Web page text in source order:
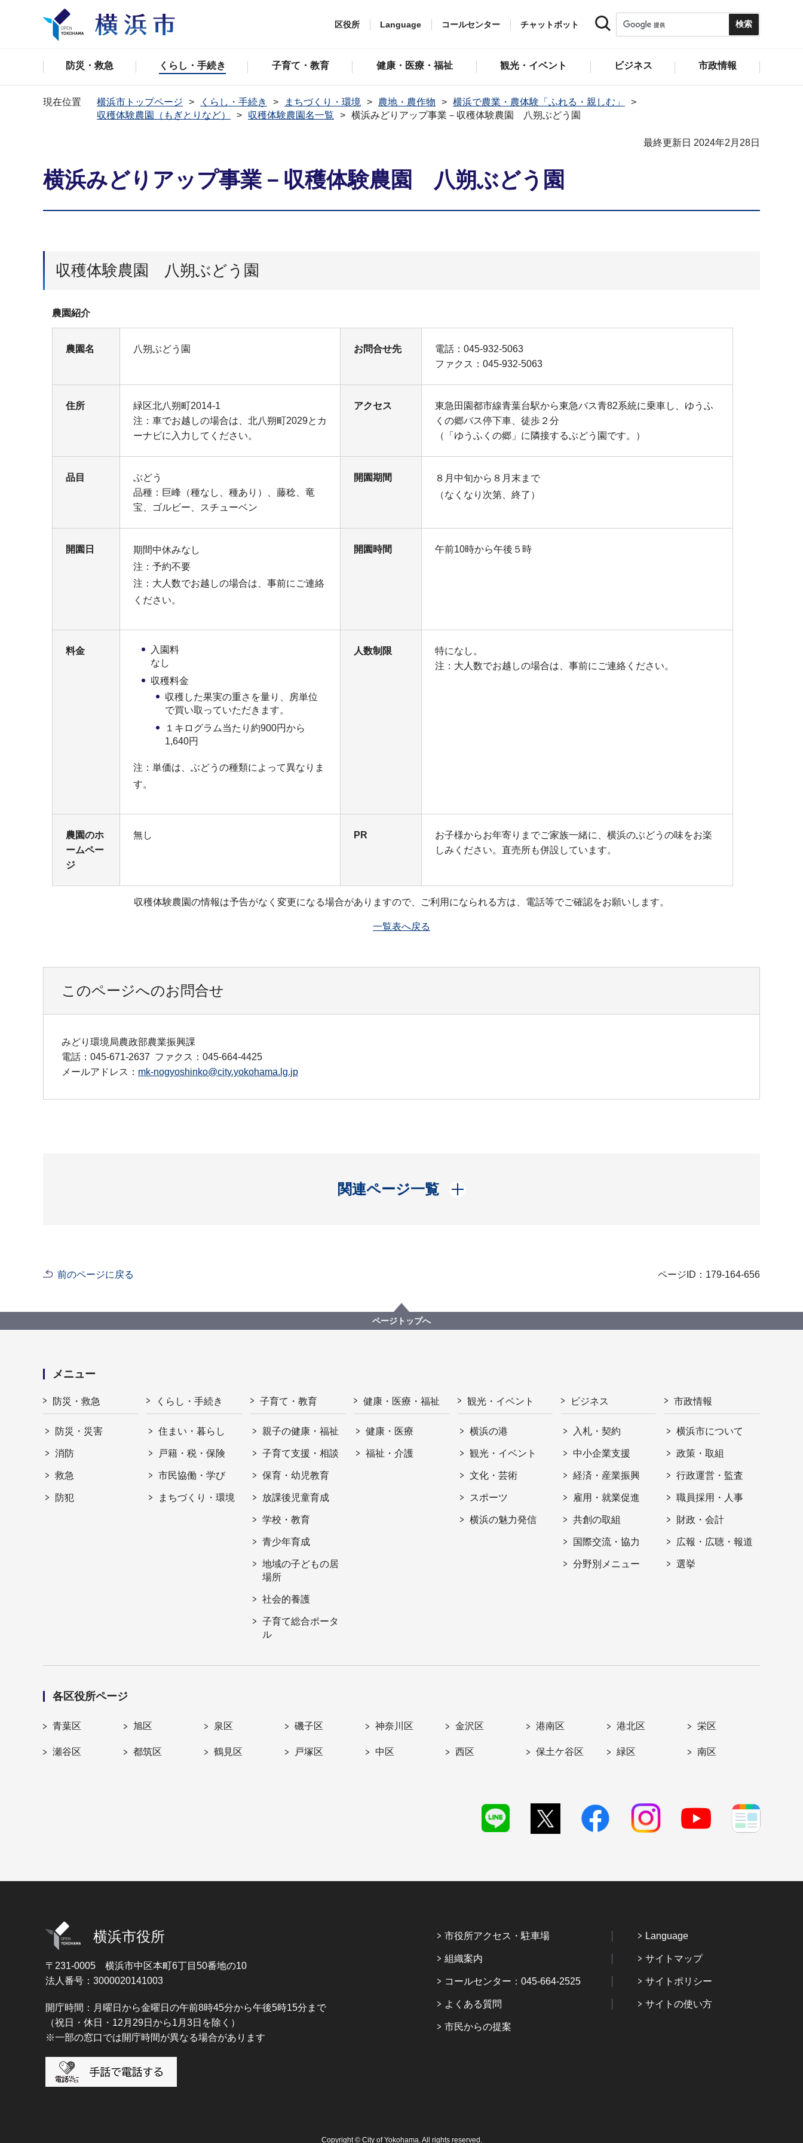
区役所 Language コールセンター チャットボット
防災・救急 くらし・手続き 子育て・教育 健康・医療・福祉 観光・イベント ビジネス 市政情報
現在位置 横浜市トップページ くらし・手続き まちづくり・環境 農地・農作物
横浜で農業・農体験「ふれる・親しむ」
収穫体験農園（もぎとりなど）
収穫体験農園名一覧 横浜みどりアップ事業－収穫体験農園 八朔ぶどう園
最終更新日 2024年2月28日
横浜みどりアップ事業－収穫体験農園 八朔ぶどう園
収穫体験農園 八朔ぶどう園
農園紹介
農園名 八朔ぶどう園 お問合せ先
電話：045-932-5063
ファクス：045-932-5063
住所
緑区北八朔町2014-1
注：車でお越しの場合は、北八朔町2029とカ
ーナビに入力してください。
アクセス
東急田園都市線青葉台駅から東急バス青82系統に乗車し、ゆうふ
くの郷バス停下車、徒歩２分
（「ゆうふくの郷」に隣接するぶどう園です。）
品目
ぶどう
品種：巨峰（種なし、種あり）、藤稔、竜
宝、ゴルビー、スチューベン
開園期間
８月中旬から８月末まで
（なくなり次第、終了）
開園日
期間中休みなし
注：予約不要
注：大人数でお越しの場合は、事前にご連絡
ください。
開園時間 午前10時から午後５時
料金
入園料
なし
収穫料金
収穫した果実の重さを量り、房単位
で買い取っていただきます。
１キログラム当たり約900円から
1,640円
注：単価は、ぶどうの種類によって異なりま
す。
人数制限
特になし。
注：大人数でお越しの場合は、事前にご連絡ください。
農園のホ
ームペー
ジ
無し PR
お子様からお年寄りまでご家族一緒に、横浜のぶどうの味をお楽
しみください。直売所も併設しています。
収穫体験農園の情報は予告がなく変更になる場合がありますので、ご利用になられる方は、電話等でご確認をお願いします。
一覧表へ戻る
このページへのお問合せ
みどり環境局農政部農業振興課
電話：045-671-2637 ファクス：045-664-4425
メールアドレス： mk-nogyoshinko@city.yokohama.lg.jp
関連ページ一覧
開く
前のページに戻る ページID：179-164-656
ページトップへ
メニュー
防災・救急
防災・災害
消防
救急
防犯
くらし・手続き
住まい・暮らし
戸籍・税・保険
市民協働・学び
まちづくり・環境
子育て・教育
親子の健康・福祉
子育て支援・相談
保育・幼児教育
放課後児童育成
学校・教育
青少年育成
地域の子どもの居
場所
社会的養護
子育て総合ポータ
ル
健康・医療・福祉
健康・医療
福祉・介護
観光・イベント
横浜の港
観光・イベント
文化・芸術
スポーツ
横浜の魅力発信
ビジネス
入札・契約
中小企業支援
経済・産業振興
雇用・就業促進
共創の取組
国際交流・協力
分野別メニュー
市政情報
横浜市について
政策・取組
行政運営・監査
職員採用・人事
財政・会計
広報・広聴・報道
選挙
各区役所ページ
青葉区 旭区 泉区 磯子区 神奈川区 金沢区 港南区 港北区 栄区
瀬谷区 都筑区 鶴見区 戸塚区 中区 西区 保土ケ谷区 緑区 南区
横浜市役所
〒231-0005 横浜市中区本町6丁目50番地の10
法人番号：3000020141003
開庁時間：月曜日から金曜日の午前8時45分から午後5時15分まで
（祝日・休日・12月29日から1月3日を除く）
※一部の窓口では開庁時間が異なる場合があります
市役所アクセス・駐車場
組織案内
コールセンター：045-664-2525
よくある質問
市民からの提案
Language
サイトマップ
サイトポリシー
サイトの使い方
Copyright © City of Yokohama. All rights reserved.